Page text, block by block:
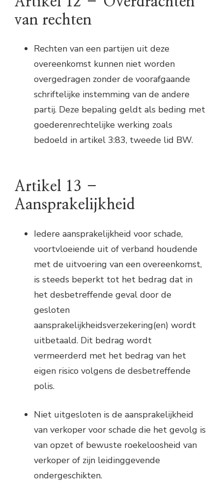
van rechten
Rechten van een partijen uit deze
overeenkomst kunnen niet worden
overgedragen zonder de voorafgaande
schriftelijke instemming van de andere
partij. Deze bepaling geldt als beding met
goederenrechtelijke werking zoals
bedoeld in artikel 3:83, tweede lid BW.
Artikel 13 –
Aansprakelijkheid
Iedere aansprakelijkheid voor schade,
voortvloeiende uit of verband houdende
met de uitvoering van een overeenkomst,
is steeds beperkt tot het bedrag dat in
het desbetreffende geval door de
gesloten
aansprakelijkheidsverzekering(en) wordt
uitbetaald. Dit bedrag wordt
vermeerderd met het bedrag van het
eigen risico volgens de desbetreffende
polis.
Niet uitgesloten is de aansprakelijkheid
van verkoper voor schade die het gevolg is
van opzet of bewuste roekeloosheid van
verkoper of zijn leidinggevende
ondergeschikten.